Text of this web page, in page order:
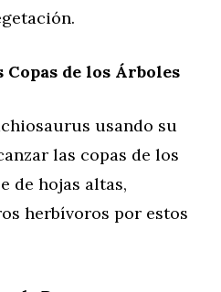
de los Árboles
usando su
las copas de los
de hojas altas,
herbívoros por estos